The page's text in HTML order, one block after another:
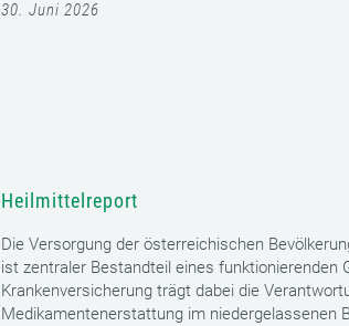
30. Juni 2026
Heilmittelreport
Die Versorgung der österreichischen
ist zentraler Bestandteil eines funktionierenden
Krankenversicherung trägt dabei die
Medikamentenerstattung im niedergelassenen